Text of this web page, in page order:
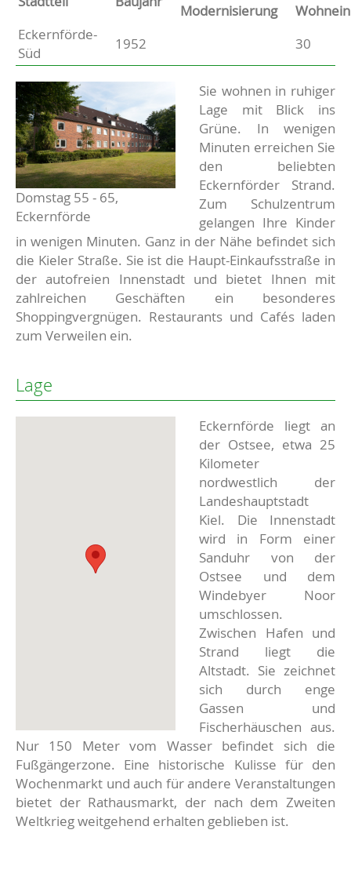
Basisdaten zur Immobilie
Modernisierung
Eckernförde-
Süd
1952 30
Domstag 55 - 65,
Eckernförde
Beschreibung
Sie wohnen in ruhiger
Lage mit Blick ins
Grüne. In wenigen
Minuten erreichen Sie
den beliebten
Eckernförder Strand.
Zum Schulzentrum
gelangen Ihre Kinder
in wenigen Minuten. Ganz in der Nähe befindet sich
die Kieler Straße. Sie ist die Haupt-Einkaufsstraße in
der autofreien Innenstadt und bietet Ihnen mit
zahlreichen Geschäften ein besonderes
Shoppingvergnügen. Restaurants und Cafés laden
zum Verweilen ein.
Lage
Eckernförde liegt an
der Ostsee, etwa 25
Kilometer
nordwestlich der
Landeshauptstadt
Kiel. Die Innenstadt
wird in Form einer
Sanduhr von der
Ostsee und dem
Windebyer Noor
umschlossen.
Zwischen Hafen und
Strand liegt die
Altstadt. Sie zeichnet
sich durch enge
Gassen und
Fischerhäuschen aus.
Nur 150 Meter vom Wasser befindet sich die
Fußgängerzone. Eine historische Kulisse für den
Wochenmarkt und auch für andere Veranstaltungen
bietet der Rathausmarkt, der nach dem Zweiten
Weltkrieg weitgehend erhalten geblieben ist.